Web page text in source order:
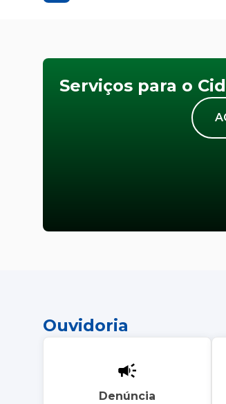
Serviços para o
Ouvidoria
Denúncia